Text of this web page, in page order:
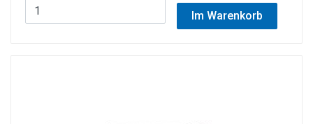
Im Warenkorb